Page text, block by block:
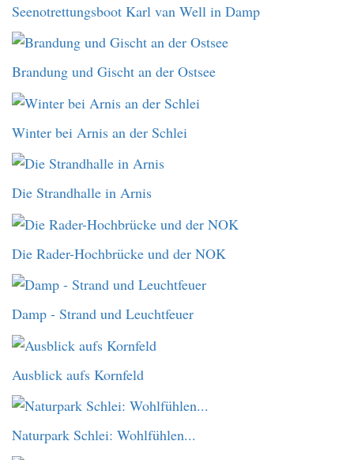
Seenotrettungsboot Karl van Well in Damp
Brandung und Gischt an der Ostsee
Winter bei Arnis an der Schlei
Die Strandhalle in Arnis
Die Rader-Hochbrücke und der NOK
Damp - Strand und Leuchtfeuer
Ausblick aufs Kornfeld
Naturpark Schlei: Wohlfühlen...